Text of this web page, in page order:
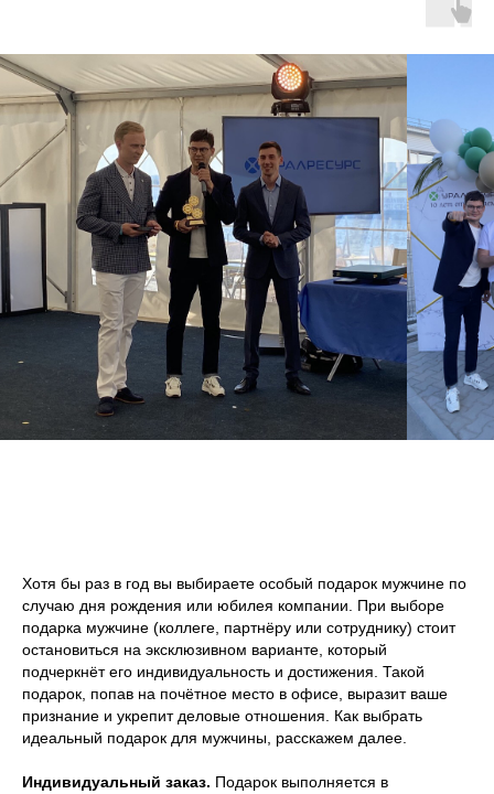
Хотя бы раз в год вы выбираете особый подарок мужчине по
случаю дня рождения или юбилея компании. При выборе
подарка мужчине (коллеге, партнёру или сотруднику) стоит
остановиться на эксклюзивном варианте, который
подчеркнёт его индивидуальность и достижения. Такой
подарок, попав на почётное место в офисе, выразит ваше
признание и укрепит деловые отношения. Как выбрать
идеальный подарок для мужчины, расскажем далее.
Индивидуальный заказ. Подарок выполняется в